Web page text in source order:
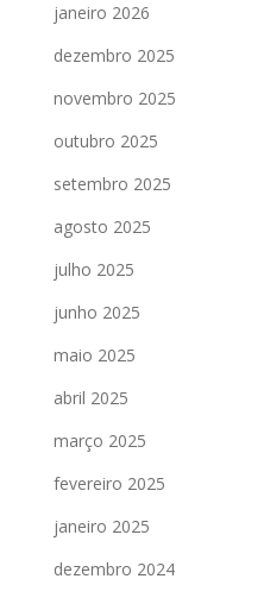
janeiro 2026
dezembro 2025
novembro 2025
outubro 2025
setembro 2025
agosto 2025
julho 2025
junho 2025
maio 2025
abril 2025
março 2025
fevereiro 2025
janeiro 2025
dezembro 2024